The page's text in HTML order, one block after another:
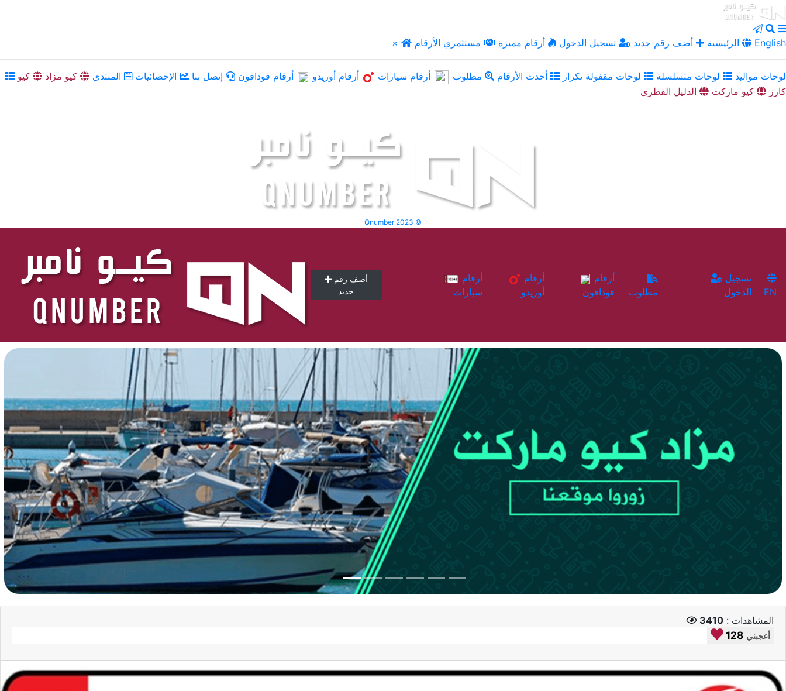
× الرئيسية أضف رقم جديد تسجيل الدخول أرقام مميزة مستثمري الأرقام English
لوحات مواليد لوحات متسلسلة لوحات مقفولة تكرار أحدث الأرقام مطلوب أرقام سيارات أرقام أوريدو أرقام فودافون إتصل بنا الإحصائيات المنتدى كيو مزاد
كيو
كارز
كيو ماركت الدليل القطري
Qnumber 2023 ©
أضف رقم
جديد
سيارات
أوريدو
فودافون
مطلوب
الدخول
EN
المشاهدات : 3410
128 أعجبني